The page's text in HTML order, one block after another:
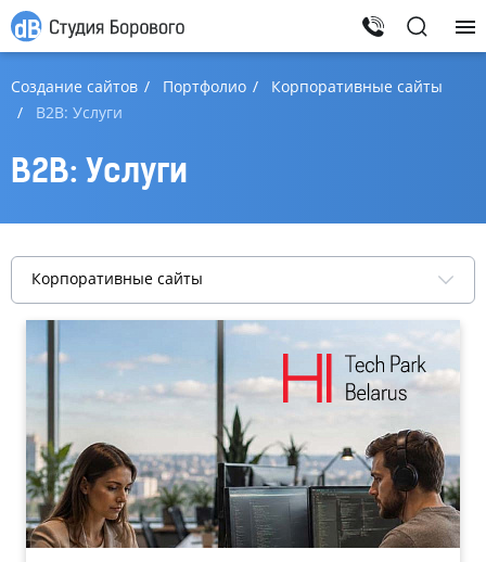
Создание сайтов Портфолио
Корпоративные сайты
B2B: Услуги
B2B: Услуги
Корпоративные сайты